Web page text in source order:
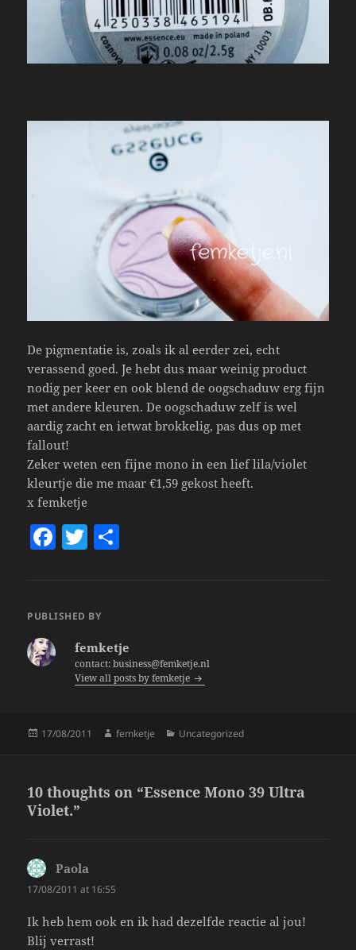
De pigmentatie is, zoals ik al eerder zei, echt
verassend goed. Je hebt dus maar weinig product
nodig per keer en ook blend de oogschaduw erg fijn
met andere kleuren. De oogschaduw zelf is wel
aardig zacht en ietwat brokkelig, pas dus op met
fallout!
Zeker weten een fijne mono in een lief lila/violet
kleurtje die me maar €1,59 gekost heeft.
x femketje
F
e
T
er
PUBLISHED BY
femketje
contact: business@femketje.nl
View all posts by femketje
Posted
17/08/2011 Author
femketje Categories
Uncategorized
10 thoughts on “Essence Mono 39 Ultra
Violet.”
Paola
17/08/2011 at 16:55
Ik heb hem ook en ik had dezelfde reactie al jou!
Blij verrast!